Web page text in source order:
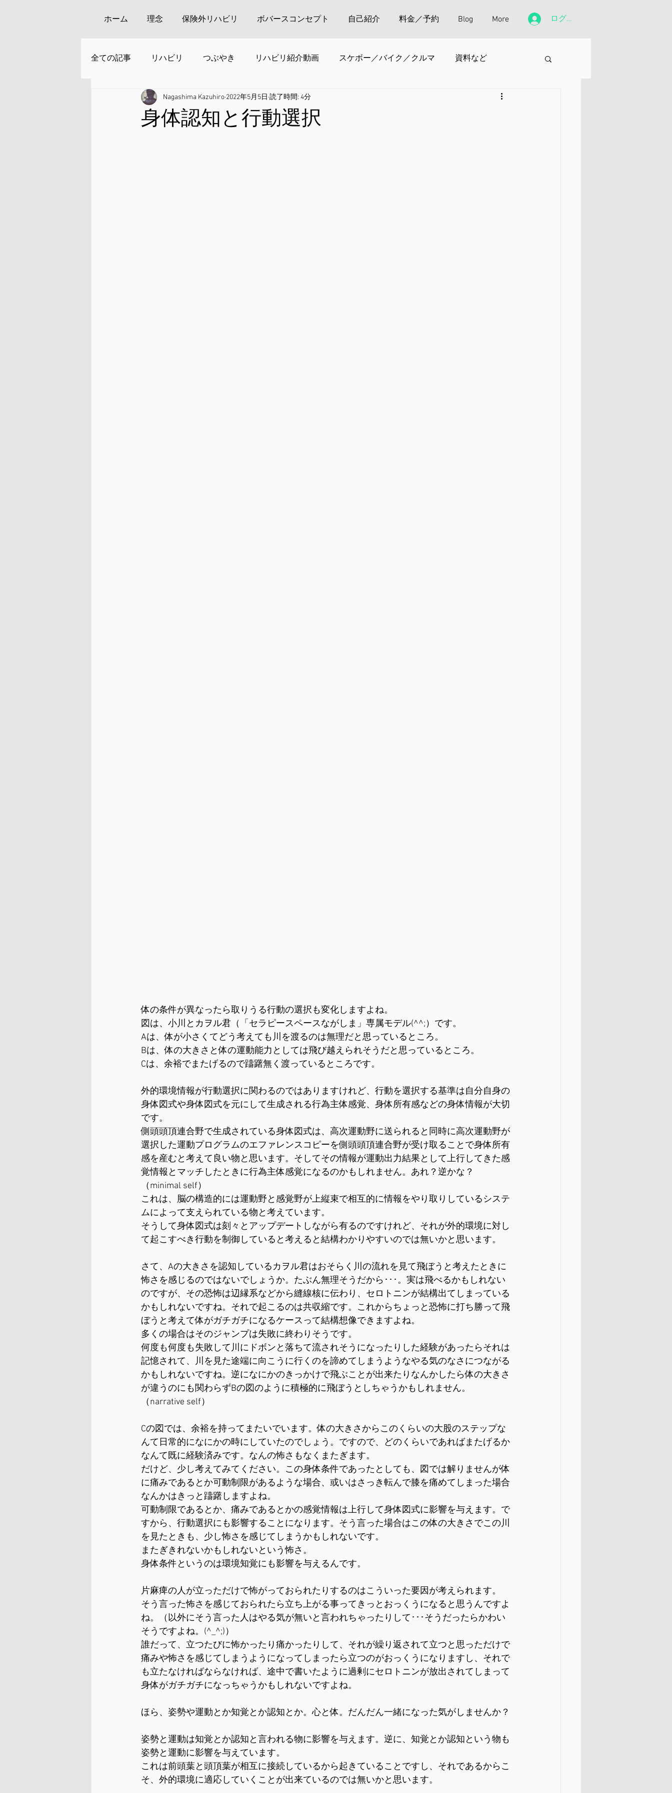
ホーム 理念 保険外リハビリ ボバースコンセプト 自己紹介 料金／予約 Blog More ログイン
全ての記事 リハビリ つぶやき リハビリ紹介動画 スケボー／バイク／クルマ 資料など
安来周辺の観光
身体認知と行動選択
Nagashima Kazuhiro 2022年5月5日 読了時間: 4分
体の条件が異なったら取りうる行動の選択も変化しますよね。
図は、小川とカヲル君（「セラピースペースながしま」専属モデル(^^;）です。
Aは、体が小さくてどう考えても川を渡るのは無理だと思っているところ。
Bは、体の大きさと体の運動能力としては飛び越えられそうだと思っているところ。
Cは、余裕でまたげるので躊躇無く渡っているところです。
外的環境情報が行動選択に関わるのではありますけれど、行動を選択する基準は自分自身の
身体図式や身体図式を元にして生成される行為主体感覚、身体所有感などの身体情報が大切
です。
側頭頭頂連合野で生成されている身体図式は、高次運動野に送られると同時に高次運動野が
選択した運動プログラムのエファレンスコピーを側頭頭頂連合野が受け取ることで身体所有
感を産むと考えて良い物と思います。そしてその情報が運動出力結果として上行してきた感
覚情報とマッチしたときに行為主体感覚になるのかもしれません。あれ？逆かな？
（minimal self）
これは、脳の構造的には運動野と感覚野が上縦束で相互的に情報をやり取りしているシステ
ムによって支えられている物と考えています。
そうして身体図式は刻々とアップデートしながら有るのですけれど、それが外的環境に対し
て起こすべき行動を制御していると考えると結構わかりやすいのでは無いかと思います。
さて、Aの大きさを認知しているカヲル君はおそらく川の流れを見て飛ぼうと考えたときに
怖さを感じるのではないでしょうか。たぶん無理そうだから･･･。実は飛べるかもしれない
のですが、その恐怖は辺縁系などから縫線核に伝わり、セロトニンが結構出てしまっている
かもしれないですね。それで起こるのは共収縮です。これからちょっと恐怖に打ち勝って飛
ぼうと考えて体がガチガチになるケースって結構想像できますよね。
多くの場合はそのジャンプは失敗に終わりそうです。
何度も何度も失敗して川にドボンと落ちて流されそうになったりした経験があったらそれは
記憶されて、川を見た途端に向こうに行くのを諦めてしまうようなやる気のなさにつながる
かもしれないですね。逆になにかのきっかけで飛ぶことが出来たりなんかしたら体の大きさ
が違うのにも関わらずBの図のように積極的に飛ぼうとしちゃうかもしれません。
（narrative self）
Cの図では、余裕を持ってまたいでいます。体の大きさからこのくらいの大股のステップな
んて日常的になにかの時にしていたのでしょう。ですので、どのくらいであればまたげるか
なんて既に経験済みです。なんの怖さもなくまたぎます。
だけど、少し考えてみてください。この身体条件であったとしても、図では解りませんが体
に痛みであるとか可動制限があるような場合、或いはさっき転んで膝を痛めてしまった場合
なんかはきっと躊躇しますよね。
可動制限であるとか、痛みであるとかの感覚情報は上行して身体図式に影響を与えます。で
すから、行動選択にも影響することになります。そう言った場合はこの体の大きさでこの川
を見たときも、少し怖さを感じてしまうかもしれないです。
またぎきれないかもしれないという怖さ。
身体条件というのは環境知覚にも影響を与えるんです。
片麻痺の人が立っただけで怖がっておられたりするのはこういった要因が考えられます。
そう言った怖さを感じておられたら立ち上がる事ってきっとおっくうになると思うんですよ
ね。（以外にそう言った人はやる気が無いと言われちゃったりして･･･そうだったらかわい
そうですよね。(^_^;)）
誰だって、立つたびに怖かったり痛かったりして、それが繰り返されて立つと思っただけで
痛みや怖さを感じてしまうようになってしまったら立つのがおっくうになりますし、それで
も立たなければならなければ、途中で書いたように過剰にセロトニンが放出されてしまって
身体がガチガチになっちゃうかもしれないですよね。
ほら、姿勢や運動とか知覚とか認知とか。心と体。だんだん一緒になった気がしませんか？
姿勢と運動は知覚とか認知と言われる物に影響を与えます。逆に、知覚とか認知という物も
姿勢と運動に影響を与えています。
これは前頭葉と頭頂葉が相互に接続しているから起きていることですし、それであるからこ
そ、外的環境に適応していくことが出来ているのでは無いかと思います。